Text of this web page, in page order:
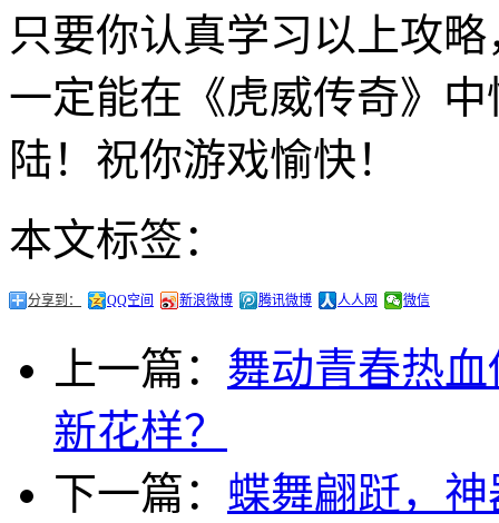
只要你认真学习以上攻
一定能在《虎威传奇》
陆！祝你游戏愉快！
本文标签：
分享到： QQ空间 新浪微博 腾讯微博 人人网 微信
上一篇： 舞动青春热
新花样？
下一篇： 蝶舞翩跹，